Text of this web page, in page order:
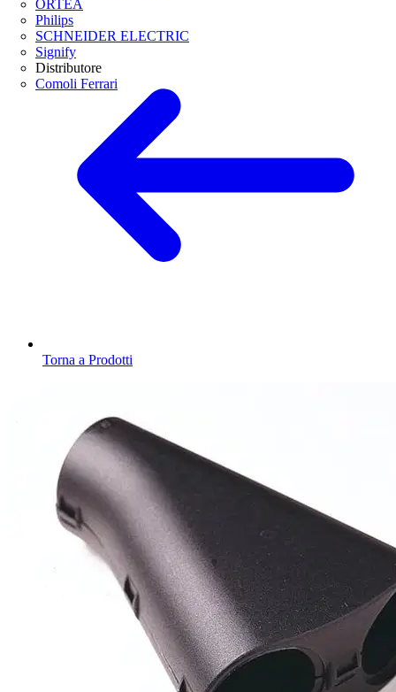
ORTEA
Philips
SCHNEIDER ELECTRIC
Signify
Distributore
Comoli Ferrari
Torna a Prodotti